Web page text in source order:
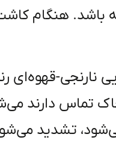
هنگام
قهوه‌ای
تماس دارند
تشدید